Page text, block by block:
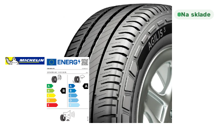
Na sklade